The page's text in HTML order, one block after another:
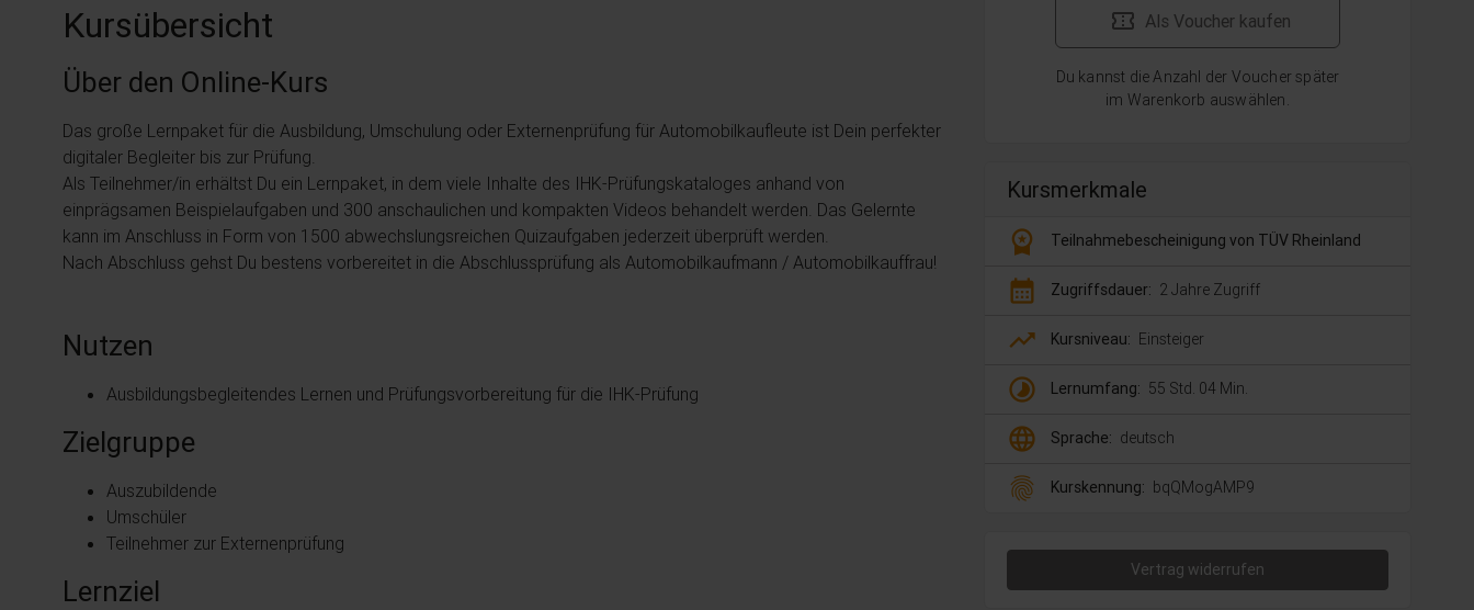
Als Voucher kaufen
Du kannst die Anzahl der Voucher später
im Warenkorb auswählen.
Kursmerkmale
workspace_premium Teilnahmebescheinigung von TÜV Rheinland
calendar_month Zugriffsdauer: 2 Jahre Zugriff
trending_up Kursniveau: Einsteiger
timelapse Lernumfang: 55 Std. 04 Min.
language Sprache: deutsch
fingerprint Kurskennung: bqQMogAMP9
Vertrag widerrufen
Kursübersicht
Über den Online-Kurs
Das große Lernpaket für die Ausbildung, Umschulung oder Externenprüfung für Automobilkaufleute ist Dein perfekter
digitaler Begleiter bis zur Prüfung.
Als Teilnehmer/in erhältst Du ein Lernpaket, in dem viele Inhalte des IHK-Prüfungskataloges anhand von
einprägsamen Beispielaufgaben und 300 anschaulichen und kompakten Videos behandelt werden. Das Gelernte
kann im Anschluss in Form von 1500 abwechslungsreichen Quizaufgaben jederzeit überprüft werden.
Nach Abschluss gehst Du bestens vorbereitet in die Abschlussprüfung als Automobilkaufmann / Automobilkauffrau!
Nutzen
Ausbildungsbegleitendes Lernen und Prüfungsvorbereitung für die IHK-Prüfung
Zielgruppe
Auszubildende
Umschüler
Teilnehmer zur Externenprüfung
Lernziel